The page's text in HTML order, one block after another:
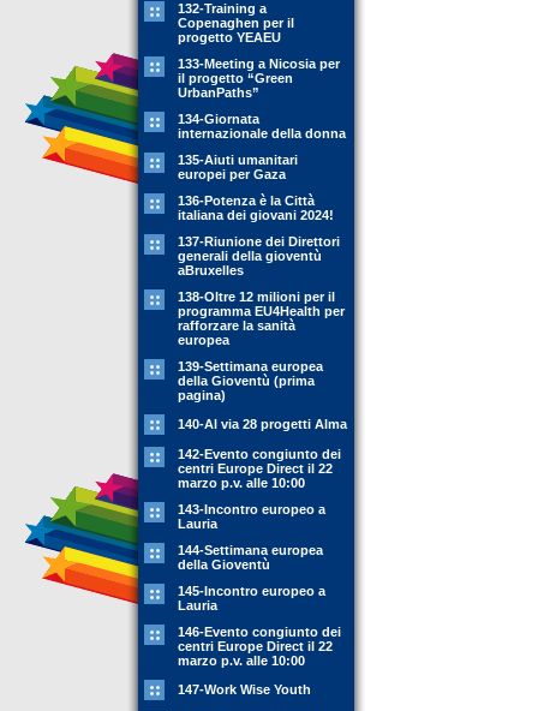
132-Training a
Copenaghen per il
progetto YEAEU
133-Meeting a Nicosia per
il progetto “Green
UrbanPaths”
134-Giornata
internazionale della donna
135-Aiuti umanitari
europei per Gaza
136-Potenza è la Città
italiana dei giovani 2024!
137-Riunione dei Direttori
generali della gioventù
aBruxelles
138-Oltre 12 milioni per il
programma EU4Health per
rafforzare la sanità
europea
139-Settimana europea
della Gioventù (prima
pagina)
140-Al via 28 progetti Alma
142-Evento congiunto dei
centri Europe Direct il 22
marzo p.v. alle 10:00
143-Incontro europeo a
Lauria
144-Settimana europea
della Gioventù
145-Incontro europeo a
Lauria
146-Evento congiunto dei
centri Europe Direct il 22
marzo p.v. alle 10:00
147-Work Wise Youth